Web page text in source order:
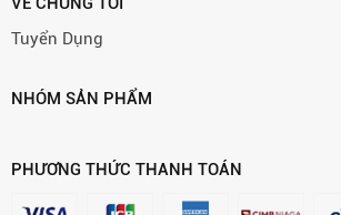
Tuyển Dụng
NHÓM SẢN PHẨM
PHƯƠNG THỨC THANH TOÁN